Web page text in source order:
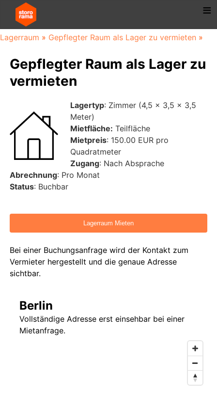
Lagerraum » Gepflegter Raum als Lager zu vermieten »
Gepflegter Raum als Lager zu
vermieten
Lagertyp: Zimmer (4,5 x 3,5 x 3,5
Meter)
Mietfläche: Teilfläche
Mietpreis: 150.00 EUR pro
Quadratmeter
Zugang: Nach Absprache
Abrechnung: Pro Monat
Status: Buchbar
Bei einer Buchungsanfrage wird der Kontakt zum
Vermieter hergestellt und die genaue Adresse
sichtbar.
Berlin
Vollständige Adresse erst einsehbar bei einer
Mietanfrage.